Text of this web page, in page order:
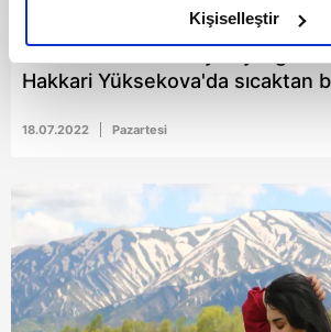
olduğunu ve sizlere en iyi içerikleri
elimizden gelen çabayı gösterdiğimizi
reklamların maliyetlerimizi karşılamak
kalemimiz olduğunu sizlere hatırlatmak
Sizlere daha iyi bir hizmet sunabilmek
Sitemizde kendimize ve üçüncü kişilere
kullanılmaktadır. Bu çerezler
Kişiselleştir
Bir dönem terör olaylarıyla
Hakkari Yüksekova'da sıcaktan
18.07.2022 Pazartesi